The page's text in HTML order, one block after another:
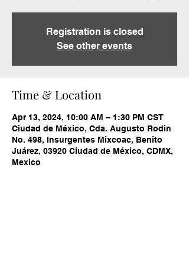
Registration is closed
See other events
Time & Location
Apr 13, 2024, 10:00 AM – 1:30 PM CST
Ciudad de México, Cda. Augusto Rodin
No. 498, Insurgentes Mixcoac, Benito
Juárez, 03920 Ciudad de México, CDMX,
Mexico